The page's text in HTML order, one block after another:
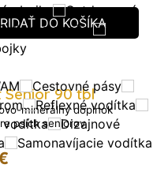
obojky
Outdoorové
obojky
Cestovné pásy
Reflexné vodítka
vodítka
Dizajnové
Samonavíjacie vodítka
DO KOŠÍKA
Senior 90 tbl
minerálny doplnok
psích seniorov